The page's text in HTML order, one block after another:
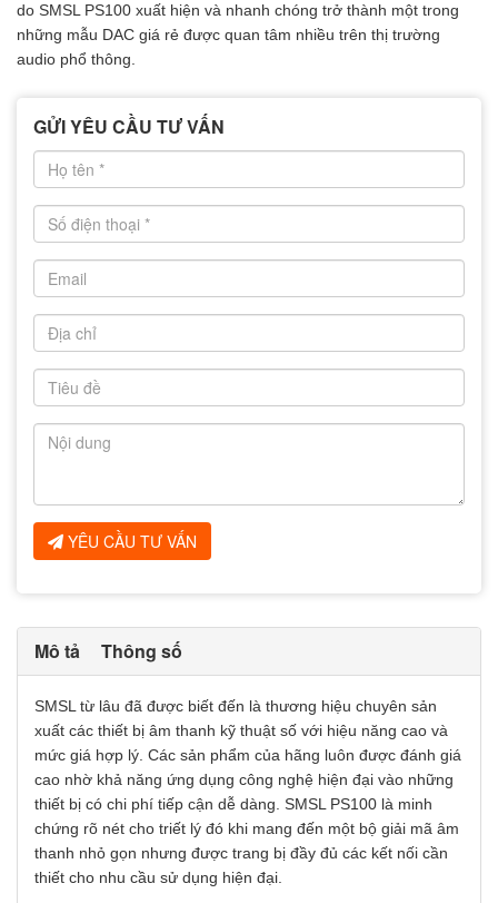
do SMSL PS100 xuất hiện và nhanh chóng trở thành một trong
những mẫu DAC giá rẻ được quan tâm nhiều trên thị trường
audio phổ thông.
GỬI YÊU CẦU TƯ VẤN
YÊU CẦU TƯ VẤN
Mô tả Thông số
SMSL từ lâu đã được biết đến là thương hiệu chuyên sản
xuất các thiết bị âm thanh kỹ thuật số với hiệu năng cao và
mức giá hợp lý. Các sản phẩm của hãng luôn được đánh giá
cao nhờ khả năng ứng dụng công nghệ hiện đại vào những
thiết bị có chi phí tiếp cận dễ dàng. SMSL PS100 là minh
chứng rõ nét cho triết lý đó khi mang đến một bộ giải mã âm
thanh nhỏ gọn nhưng được trang bị đầy đủ các kết nối cần
thiết cho nhu cầu sử dụng hiện đại.